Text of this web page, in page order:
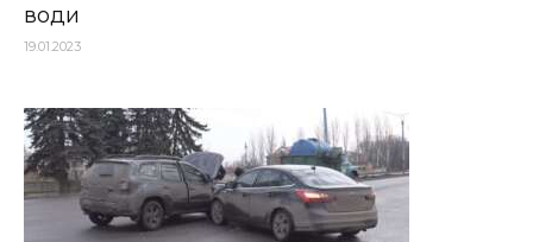
води
19.01.2023